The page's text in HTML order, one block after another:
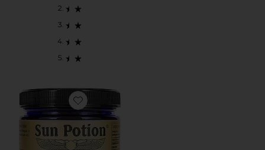
Favorite CHLORELLA サプリメント